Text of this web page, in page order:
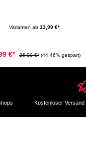
Varianten ab 13,99 €*
€* 26,99 €* (44.46% gespart)
Kostenloser